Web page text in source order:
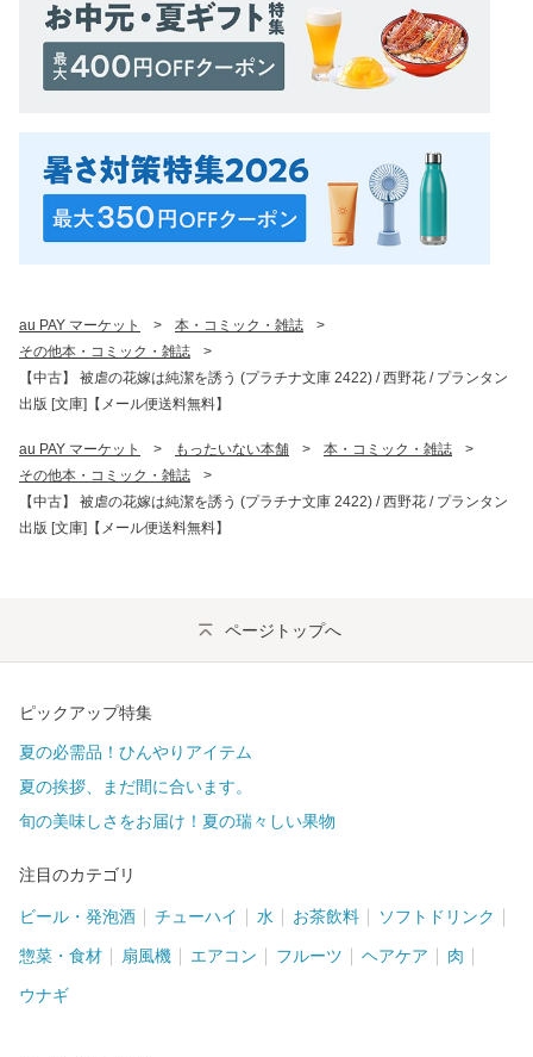
au PAY マーケット > 本・コミック・雑誌
>
その他本・コミック・雑誌
>
【中古】 被虐の花嫁は純潔を誘う (プラチナ文庫 2422) / 西野花 / プランタン
出版 [文庫]【メール便送料無料】
au PAY マーケット > もったいない本舗 > 本・コミック・雑誌
>
その他本・コミック・雑誌
>
【中古】 被虐の花嫁は純潔を誘う (プラチナ文庫 2422) / 西野花 / プランタン
出版 [文庫]【メール便送料無料】
ページトップへ
ピックアップ特集
夏の必需品！ひんやりアイテム
夏の挨拶、まだ間に合います。
旬の美味しさをお届け！夏の瑞々しい果物
注目のカテゴリ
ビール・発泡酒 チューハイ 水 お茶飲料 ソフトドリンク
惣菜・食材 扇風機 エアコン フルーツ ヘアケア 肉
ウナギ